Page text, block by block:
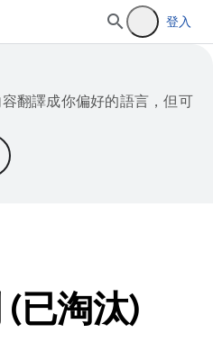
登入
翻譯成你偏好的語言，但可
已淘汰)